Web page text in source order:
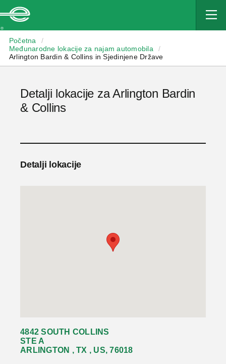
Početna
/
Međunarodne lokacije za najam automobila
/
Arlington Bardin & Collins in Sjedinjene Države
Detalji lokacije za Arlington Bardin
& Collins
Detalji lokacije
4842 SOUTH COLLINS
STE A
ARLINGTON , TX , US, 76018